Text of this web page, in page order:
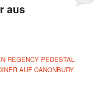
aus
REGENCY PEDESTAL
AUF CANONBURY